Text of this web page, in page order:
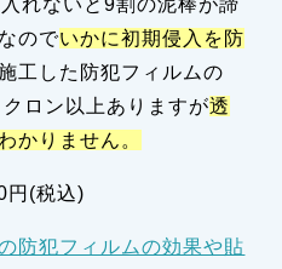
れないと9割の泥棒が諦
のでいかに初期侵入を防
工した防犯フィルムの
ロン以上ありますが透
かりません。
(税込)
防犯フィルムの効果や貼